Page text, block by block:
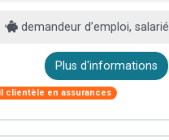
demandeur d’emploi, salarié
Plus d'informations
clientèle en assurances